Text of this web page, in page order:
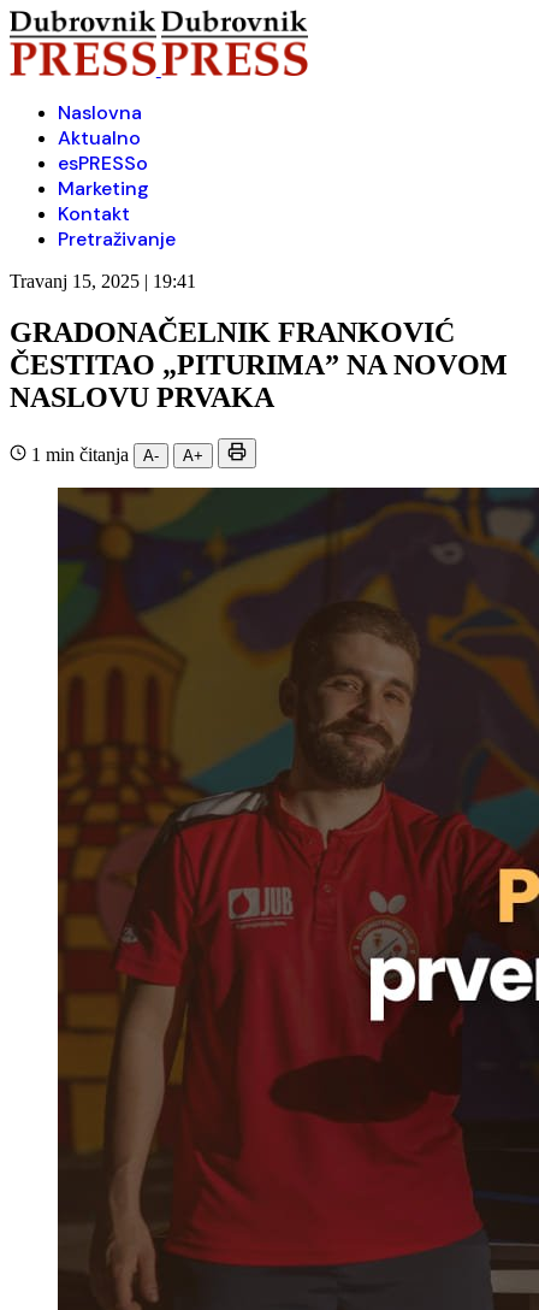
Naslovna
Aktualno
esPRESSo
Marketing
Kontakt
Pretraživanje
Travanj 15, 2025 | 19:41
GRADONAČELNIK FRANKOVIĆ
ČESTITAO „PITURIMA” NA NOVOM
NASLOVU PRVAKA
1 min čitanja A- A+